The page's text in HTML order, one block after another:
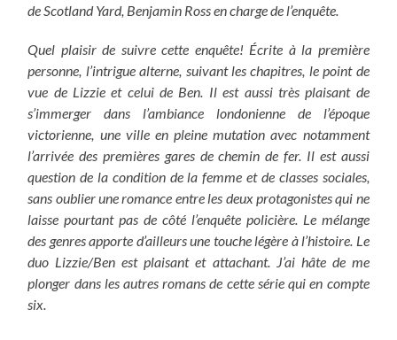
de Scotland Yard, Benjamin Ross en charge de l’enquête.
Quel plaisir de suivre cette enquête! Écrite à la première
personne, l’intrigue alterne, suivant les chapitres, le point de
vue de Lizzie et celui de Ben. Il est aussi très plaisant de
s’immerger dans l’ambiance londonienne de l’époque
victorienne, une ville en pleine mutation avec notamment
l’arrivée des premières gares de chemin de fer. Il est aussi
question de la condition de la femme et de classes sociales,
sans oublier une romance entre les deux protagonistes qui ne
laisse pourtant pas de côté l’enquête policière. Le mélange
des genres apporte d’ailleurs une touche légère à l’histoire. Le
duo Lizzie/Ben est plaisant et attachant. J’ai hâte de me
plonger dans les autres romans de cette série qui en compte
six.